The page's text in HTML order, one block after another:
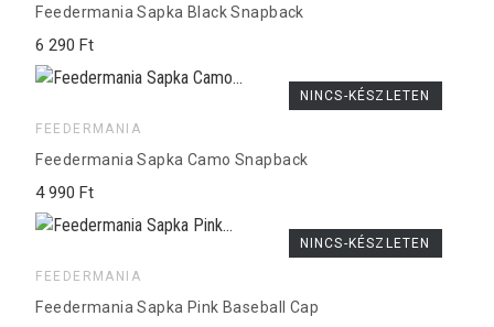
Feedermania Sapka Black Snapback
6 290 Ft
FEEDERMANIA
Feedermania Sapka Camo Snapback
4 990 Ft
NINCS-KÉSZLETEN
FEEDERMANIA
Feedermania Sapka Pink Baseball Cap
NINCS-KÉSZLETEN